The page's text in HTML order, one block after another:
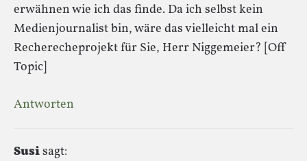
erwähnen wie ich das finde. Da ich selbst kein
Medienjournalist bin, wäre das vielleicht mal ein
Recherecheprojekt für Sie, Herr Niggemeier? [Off
Topic]
Antworten
Susisagt: